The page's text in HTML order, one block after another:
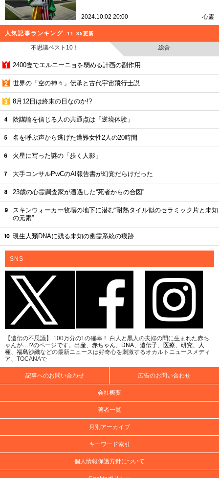
2024.10.02 20:00 心霊
人気記事ランキング 11:35更新
不思議ベスト10！ 総合
2400隻でエルニーニョを弱める計画の副作用
世界の「空の神々」伝承と古代宇宙飛行士説
8月12日は終末の日なのか!?
陰謀論を信じる人の共通点は「逆境体験」
名を呼ぶ声から逃げた遭難女性2人の20時間
火星に写った謎の「歩く人影」
大手コンサルPwCのAI報告書が幻覚だらけだった
23歳の心霊調査家が遭遇した“死者からの合図”
スキンウォーカー牧場の地下に潜む“耐熱タイル似のセラミック片と未知
の元素”
現生人類DNAに残る未知の幽霊系統の痕跡
SNS
【遺伝の不思議】 100万分の1の確率！ 白人と黒人の夫婦の間に生まれた赤ち
ゃんが…!?のページです。 出産、 赤ちゃん、 DNA、 遺伝子、 医療、 研究、
人
種、 福島沙織などの最新ニュースは好奇心を刺激するオカルトニュースメディ
ア、TOCANAで
記事へのお問い合わせ 広告のお問い合わせ
会社概要
著者一覧
月別アーカイブ
キーワード索引
個人情報保護方針について